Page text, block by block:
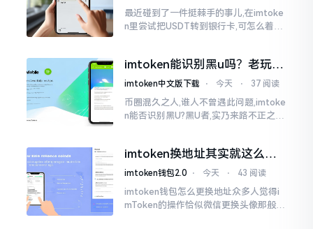
最近碰到了一件挺棘手的事儿,在imtoke
n里尝试把USDT转到银行卡,可怎么着都
么时长
imtoken能识别黑u吗？老玩家
告诉你真相
imtoken中文版下载 ⋅ 今天 ⋅ 37 阅读
币圈混久之人,谁人不曾遇此问题,imtoke
n能否识别黑U?黑U者,实乃来路不正之钱
imtoken换地址其实就这么回
事
imtoken钱包2.0 ⋅ 今天 ⋅ 43 阅读
imtoken钱包怎么更换地址众多人觉得i
mToken的操作恰似微信更换头像那般简